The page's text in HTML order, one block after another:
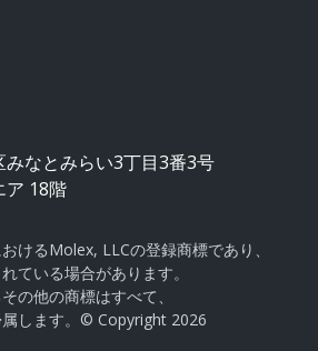
なとみらい3丁目3番3号
ア 18階
けるMolex, LLCの登録商標であり、
ている場合があります。
の他の商標はすべて、
します。© Copyright 2026